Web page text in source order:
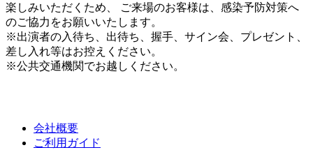
楽しみいただくため、 ご来場のお客様は、感染予防対策へ
のご協力をお願いいたします。
※出演者の入待ち、出待ち、握手、サイン会、プレゼント、
差し入れ等はお控えください。
※公共交通機関でお越しください。
会社概要
ご利用ガイド